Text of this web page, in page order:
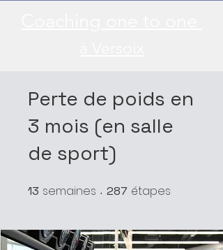
Perte de poids en
3 mois (en salle
de sport)
13 semaines 13 semaines
287 étapes